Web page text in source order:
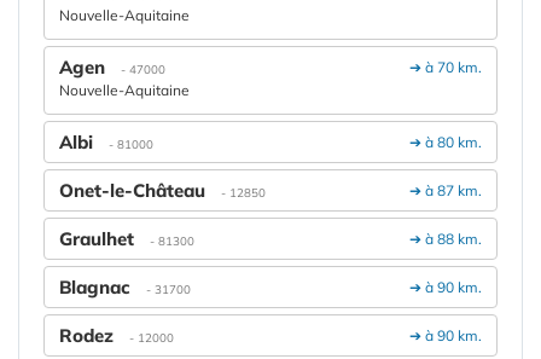
Nouvelle-Aquitaine
➔ à 70 km.
Agen - 47000
Nouvelle-Aquitaine
➔ à 80 km.
Albi - 81000
➔ à 87 km.
Onet-le-Château - 12850
➔ à 88 km.
Graulhet - 81300
➔ à 90 km.
Blagnac - 31700
➔ à 90 km.
Rodez - 12000